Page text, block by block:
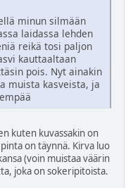
minun silmään
laidassa lehden
reikä tosi paljon
kauttaaltaan
pois. Nyt ainakin
muista kasveista, ja
kuten kuvassakin on
on täynnä. Kirva luo
(voin muistaa väärin
joka on sokeripitoista.